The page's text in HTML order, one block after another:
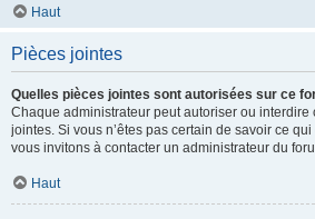
Haut
Pièces jointes
Quelles pièces jointes sont autorisées sur ce
Chaque administrateur peut autoriser ou interdire
jointes. Si vous n’êtes pas certain de savoir ce
vous invitons à contacter un administrateur du
Haut